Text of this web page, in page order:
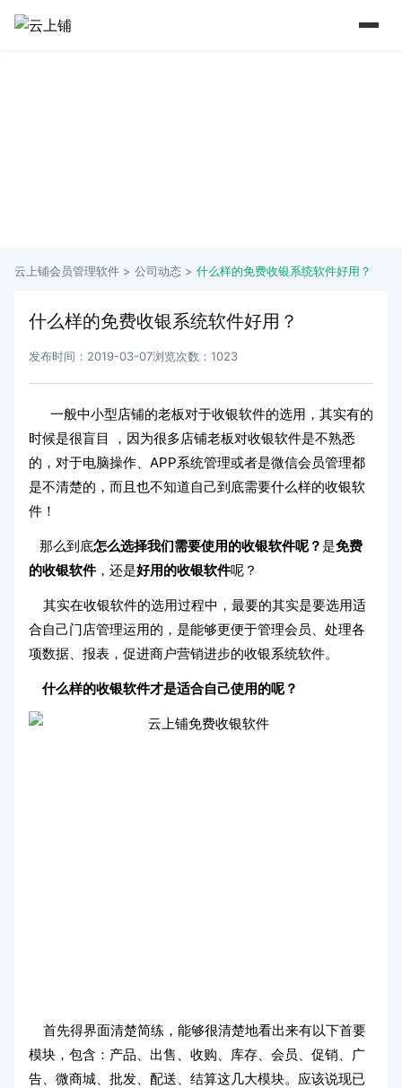
云上铺会员管理软件 > 公司动态 > 什么样的免费收银系统软件好用？
什么样的免费收银系统软件好用？
发布时间：2019-03-07浏览次数：1023
一般中小型店铺的老板对于收银软件的选用，其实有的
时候是很盲目 ，因为很多店铺老板对收银软件是不熟悉
的，对于电脑操作、APP系统管理或者是微信会员管理都
是不清楚的，而且也不知道自己到底需要什么样的收银软
件！
那么到底怎么选择我们需要使用的收银软件呢？是免费
的收银软件，还是好用的收银软件呢？
其实在收银软件的选用过程中，最要的其实是要选用适
合自己门店管理运用的，是能够更便于管理会员、处理各
项数据、报表，促进商户营销进步的收银系统软件。
什么样的收银软件才是适合自己使用的呢？
首先得界面清楚简练，能够很清楚地看出来有以下首要
模块，包含：产品、出售、收购、库存、会员、促销、广
告、微商城、批发、配送、结算这几大模块。应该说现已